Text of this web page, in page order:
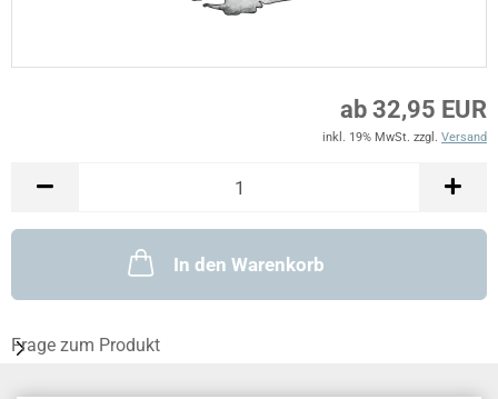
ab 32,95 EUR
inkl. 19% MwSt. zzgl. Versand
In den Warenkorb
Frage zum Produkt